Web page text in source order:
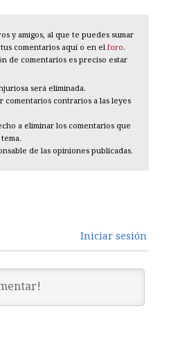
y amigos, al que te puedes sumar
comentarios aquí o en el foro.
de comentarios es preciso estar
será eliminada.
comentarios contrarios a las leyes
a eliminar los comentarios que
de las opiniones publicadas.
Iniciar sesión